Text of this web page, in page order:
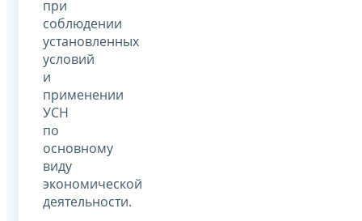
при
соблюдении
установленных
условий
и
применении
УСН
по
основному
виду
экономической
деятельности.